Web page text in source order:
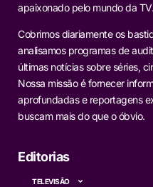
apaixonado pelo mundo da TV.
Cobrimos diariamente os
analisamos programas de
últimas notícias sobre séries,
Nossa missão é fornecer
aprofundadas e reportagens
buscam mais do que o óbvio.
Editorias
TELEVISÃO